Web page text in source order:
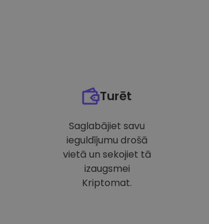
Turēt
Saglabājiet savu
ieguldījumu drošā
vietā un sekojiet tā
izaugsmei
Kriptomat.